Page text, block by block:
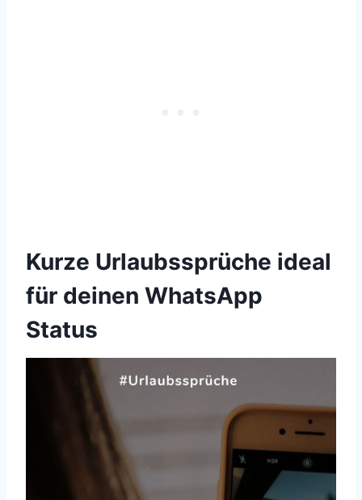
Kurze Urlaubssprüche ideal
für deinen WhatsApp
Status